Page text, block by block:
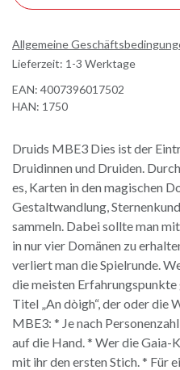
Allgemeine
Lieferzeit: 1-3 Werktage
EAN: 4007396017502
HAN: 1750
Druids MBE3 Dies ist der
Druidinnen und Druiden.
es, Karten in den magischen
Gestaltwandlung,
sammeln. Dabei sollte man
in nur vier Domänen zu
verliert man die Spielrunde.
die meisten
Titel „An dòigh“, der oder die
MBE3: * Je nach
auf die Hand. * Wer die Gaia-
mit ihr den ersten Stich. * Für